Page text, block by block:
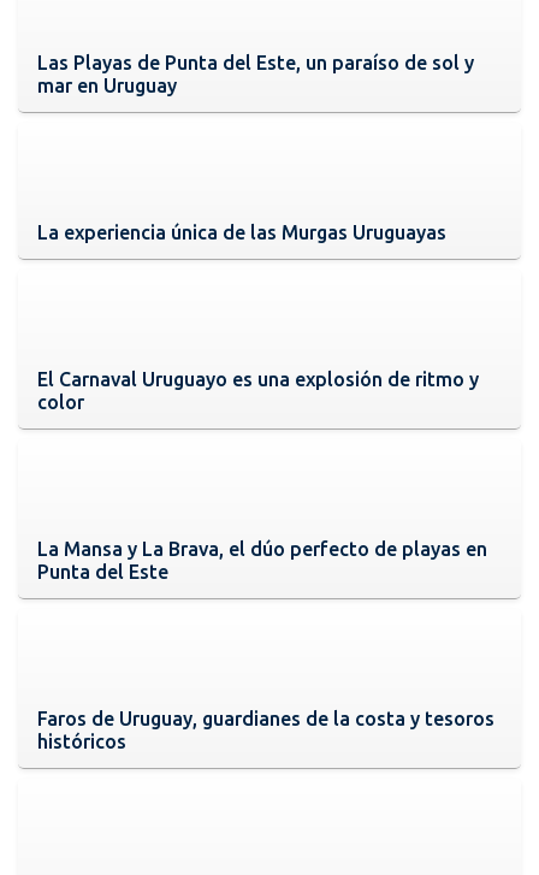
Las Playas de Punta del Este, un paraíso de sol y
mar en Uruguay
La experiencia única de las Murgas Uruguayas
El Carnaval Uruguayo es una explosión de ritmo y
color
La Mansa y La Brava, el dúo perfecto de playas en
Punta del Este
Faros de Uruguay, guardianes de la costa y tesoros
históricos